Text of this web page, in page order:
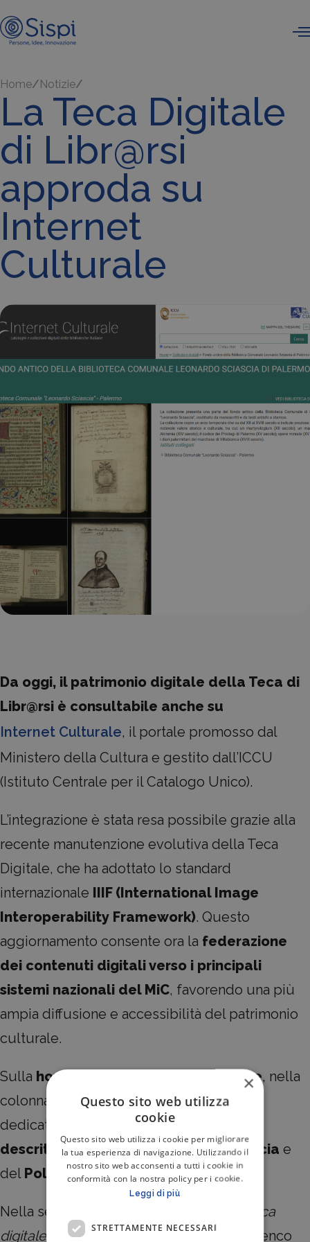
Home Notizie
La Teca Digitale
di Libr@rsi
approda su
Internet
Culturale
Da oggi, il patrimonio digitale della Teca di
Libr@rsi è consultabile anche su
Internet Culturale, il portale promosso dal
Ministero della Cultura e gestito dall’ICCU
(Istituto Centrale per il Catalogo Unico).
L’integrazione è stata resa possibile grazie alla
recente manutenzione evolutiva della Teca
Digitale, che ha adottato lo standard
internazionale IIIF (International Image
Interoperability Framework). Questo
aggiornamento consente ora la federazione
dei contenuti digitali verso i principali
sistemi nazionali del MiC, favorendo una più
ampia diffusione e accessibilità del patrimonio
culturale.
Sulla home page di Internet Culturale, nella
colonna di destra, è presente una notizia
dedicata, con link diretti alle
descrittive del fondo Leonardo Sciascia e
del Polo PA1.
Nella sezione
“Le collezioni della biblioteca
digitale”
, è inoltre possibile esplorare l’elenco
×
Questo sito web utilizza
cookie
Questo sito web utilizza i cookie per migliorare
la tua esperienza di navigazione. Utilizzando il
nostro sito web acconsenti a tutti i cookie in
conformità con la nostra policy per i cookie.
Leggi di più
STRETTAMENTE NECESSARI